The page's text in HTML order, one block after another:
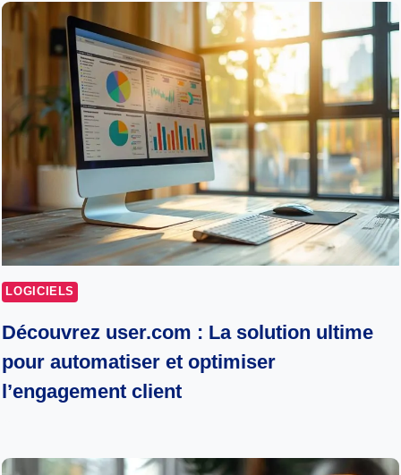
LOGICIELS
Découvrez user.com : La solution ultime
pour automatiser et optimiser
l’engagement client